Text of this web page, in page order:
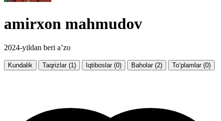
amirxon mahmudov
2024-yildan beri a’zo
Kundalik Taqrizlar (1) Iqtiboslar (0) Baholar (2) To‘plamlar (0)